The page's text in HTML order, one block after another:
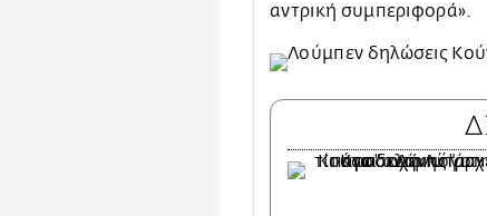
αντρική συμπεριφορά».